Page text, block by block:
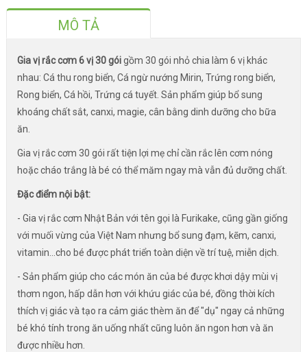
MÔ TẢ
Gia vị rắc cơm 6 vị 30 góigồm 30 gói nhỏ chia làm 6 vị khác
nhau: Cá thu rong biển, Cá ngừ nướng Mirin, Trứng rong biển,
Rong biển, Cá hồi, Trứng cá tuyết. Sản phẩm giúp bổ sung
khoáng chất sắt, canxi, magie, cân bằng dinh dưỡng cho bữa
ăn.
Gia vị rắc cơm 30 gói rất tiện lợi mẹ chỉ cần rắc lên cơm nóng
hoặc cháo trắng là bé có thể măm ngay mà vẫn đủ dưỡng chất.
Đặc điểm nội bật:
- Gia vị rắc cơm Nhật Bản với tên gọi là Furikake, cũng gần giống
với muối vừng của Việt Nam nhưng bổ sung đạm, kẽm, canxi,
vitamin...cho bé được phát triển toàn diện về trí tuệ, miễn dịch.
- Sản phẩm giúp cho các món ăn của bé được khơi dậy mùi vị
thơm ngon, hấp dẫn hơn với khứu giác của bé, đồng thời kích
thích vị giác và tạo ra cảm giác thèm ăn để "dụ" ngay cả những
bé khó tính trong ăn uống nhất cũng luôn ăn ngon hơn và ăn
được nhiều hơn.